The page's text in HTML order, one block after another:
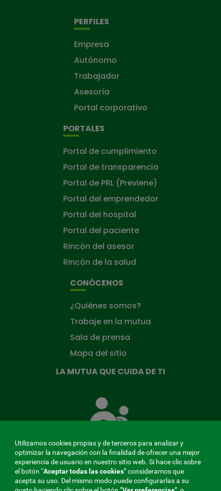
PERFILES
Empresa
Autónomo
Trabajador
Asesoría
Portal corporativo
PORTALES
Portal de cumplimiento
Portal de transparencia
Portal de PRL (Previene)
Portal del emprendedor
Portal del hospital
Portal del paciente
Rincón del asesor
Rincón de la salud
CONÓCENOS
¿Quiénes somos?
Trabaje en la mutua
Sala de prensa
Mapa del sitio
LA MUTUA QUE CUIDA DE TI
Mutua
que
ti
MENÚ
Utilizamos cookies propias y de terceros para analizar y
optimizar la navegación con la finalidad de ofrecer una mejor
experiencia de usuario en nuestro sitio web. Si hace clic sobre
el botón “Aceptar todas las cookies” consideramos que
acepta su uso. Del mismo modo puede configurarlas a su